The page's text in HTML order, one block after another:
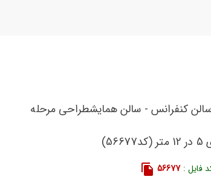
سالن کنفرانس - سالن همایشطراحی مرحله
فایل :56677